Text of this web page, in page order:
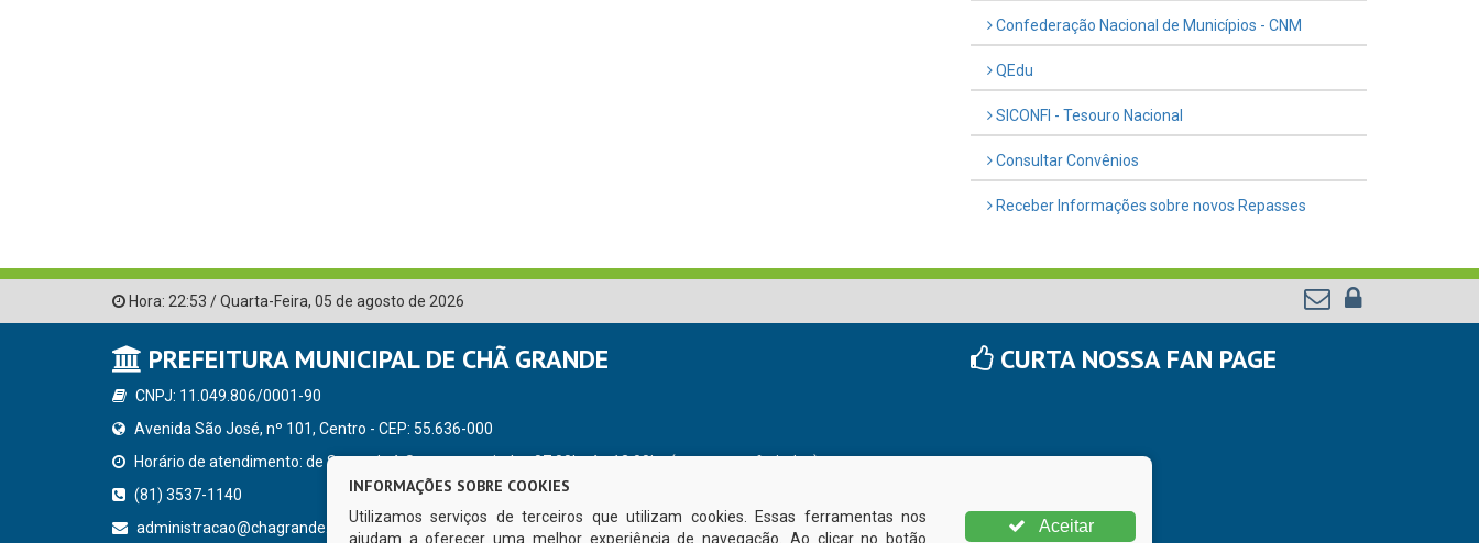
Confederação Nacional de Municípios - CNM
QEdu
SICONFI - Tesouro Nacional
Consultar Convênios
Receber Informações sobre novos Repasses
Hora: 22:53 /Quarta-Feira, 05 de agosto de 2026
PREFEITURA MUNICIPAL DE CHÃ GRANDE
CNPJ: 11.049.806/0001-90
Avenida São José, nº 101, Centro - CEP: 55.636-000
Horário de atendimento: de Segunda à Sexta, a partir das 07:00hs às 13:00hs (exceto nos feriados)
(81) 3537-1140
administracao@chagrande.pe.gov.br
CURTA NOSSA FAN PAGE
INFORMAÇÕES SOBRE COOKIES
Utilizamos serviços de terceiros que utilizam cookies. Essas ferramentas nos
ajudam a oferecer uma melhor experiência de navegação. Ao clicar no botão
Aceitar